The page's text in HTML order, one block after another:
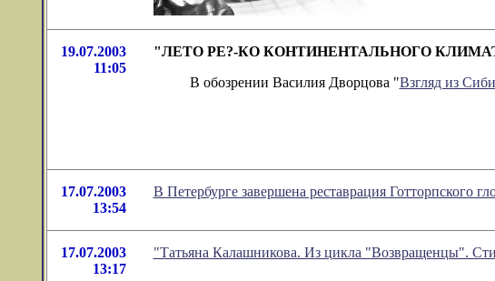
19.07.2003
11:05
"ЛЕТО РЕ?-КО КОНТИНЕНТАЛЬНОГО КЛИМАТА. "
В обозрении Василия Дворцова "Взгляд из
17.07.2003
13:54
В Петербурге завершена реставрация Готторпского
17.07.2003
13:17
"Татьяна Калашникова. Из цикла "Возвращенцы".